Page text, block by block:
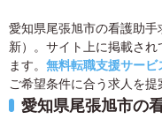
愛知県尾張旭市の看護助
新）。サイト上に掲載さ
ます。 無料転職支援サービ
ご希望条件に合う求人を提
愛知県尾張旭市の